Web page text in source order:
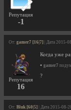
Репутация
-1
От: gamer7 [16|7] | Дата 2015-
Репутация
16
Когда уже
• gamer7
?
От: Bluk [60|5] | Дата 2015-08-